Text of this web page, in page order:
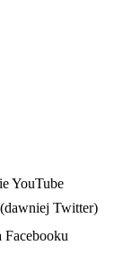
YouTube
Twitter)
Facebooku